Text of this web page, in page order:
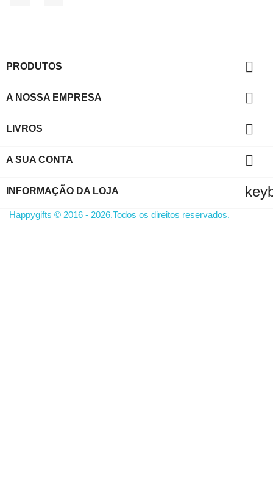
PRODUTOS 
A NOSSA EMPRESA 
LIVROS 
A SUA CONTA 
INFORMAÇÃO DA LOJA
Happygifts © 2016 - 2026.Todos os direitos reservados.